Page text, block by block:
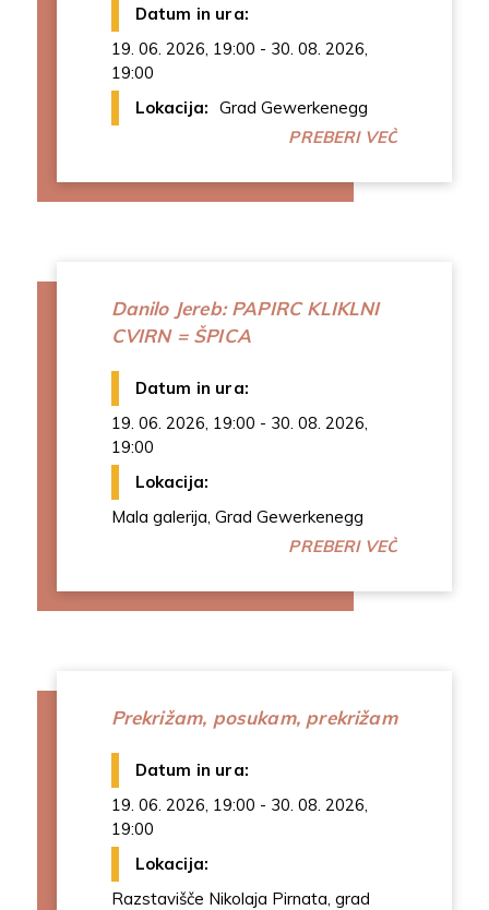
Datum in ura:
19. 06. 2026, 19:00 - 30. 08. 2026,
19:00
Lokacija: Grad Gewerkenegg
PREBERI VEČ
Danilo Jereb: PAPIRC KLIKLNI
CVIRN = ŠPICA
Datum in ura:
19. 06. 2026, 19:00 - 30. 08. 2026,
19:00
Lokacija:
Mala galerija, Grad Gewerkenegg
PREBERI VEČ
Prekrižam, posukam, prekrižam
Datum in ura:
19. 06. 2026, 19:00 - 30. 08. 2026,
19:00
Lokacija:
Razstavišče Nikolaja Pirnata, grad